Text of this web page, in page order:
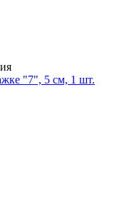
"7", 5 см, 1 шт.